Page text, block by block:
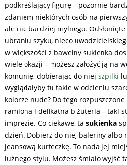
podkreślający figurę – pozornie
zdaniem niektórych osób na
ale nic bardziej mylnego.
ubraniu szyku, nieco
w większości z bawełny sukienka
wiele okazji – możesz założyć ją na
komunię, dobierając do niej szpilki
wyglądałyby tu takie w odcieniu
kolorze nude? Do tego
ramiona i delikatna biżuteria – taki
imprezie. Co ciekawe, ta sukienka
dzień. Dobierz do niej baleriny albo
jeansową kurteczkę. To nada jej
luźnego stylu. Możesz śmiało wyjść